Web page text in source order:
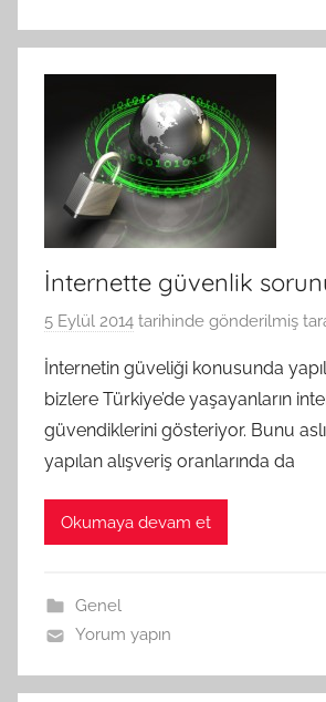
İnternette güvenlik
5 Eylül 2014 tarihinde gönderilmiş
İnternetin güveliği konusunda
bizlere Türkiye’de yaşayanların
güvendiklerini gösteriyor. Bunu
yapılan alışveriş oranlarında da
Okumaya devam et
Genel
Yorum yapın